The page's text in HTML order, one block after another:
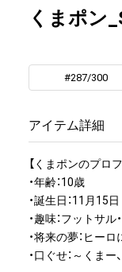
くまポン
#287/300
アイテム詳細
【くまポンのプロ
・年齢：10歳
・誕生日：11月15日
・趣味：フットサ
・将来の夢：ヒーロ
・口ぐせ：～くまー